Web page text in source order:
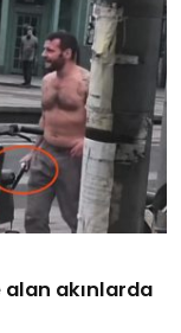
alan akınlarda